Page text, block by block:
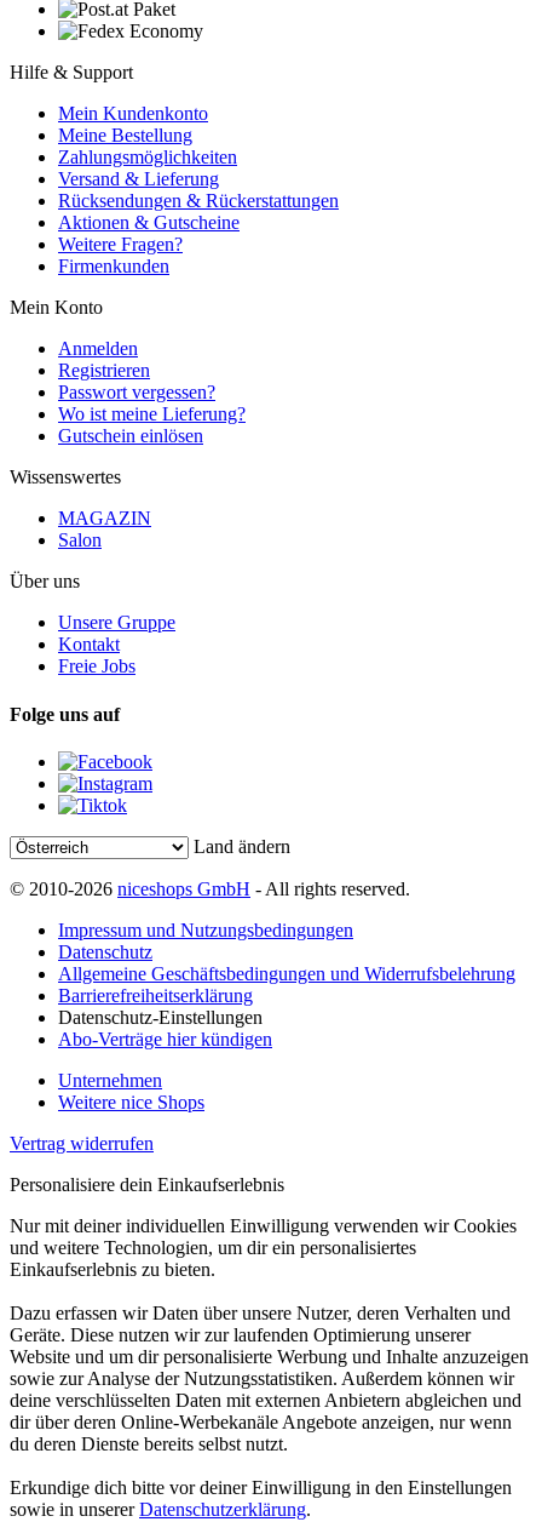
Hilfe & Support
Mein Kundenkonto
Meine Bestellung
Zahlungsmöglichkeiten
Versand & Lieferung
Rücksendungen & Rückerstattungen
Aktionen & Gutscheine
Weitere Fragen?
Firmenkunden
Mein Konto
Anmelden
Registrieren
Passwort vergessen?
Wo ist meine Lieferung?
Gutschein einlösen
Wissenswertes
MAGAZIN
Salon
Über uns
Unsere Gruppe
Kontakt
Freie Jobs
Folge uns auf
Land ändern
© 2010-2026 niceshops GmbH - All rights reserved.
Impressum und Nutzungsbedingungen
Datenschutz
Allgemeine Geschäftsbedingungen und Widerrufsbelehrung
Barrierefreiheitserklärung
Datenschutz-Einstellungen
Abo-Verträge hier kündigen
Unternehmen
Weitere nice Shops
Vertrag widerrufen
Personalisiere dein Einkaufserlebnis
Nur mit deiner individuellen Einwilligung verwenden wir Cookies
und weitere Technologien, um dir ein personalisiertes
Einkaufserlebnis zu bieten.
Dazu erfassen wir Daten über unsere Nutzer, deren Verhalten und
Geräte. Diese nutzen wir zur laufenden Optimierung unserer
Website und um dir personalisierte Werbung und Inhalte anzuzeigen
sowie zur Analyse der Nutzungsstatistiken. Außerdem können wir
deine verschlüsselten Daten mit externen Anbietern abgleichen und
dir über deren Online-Werbekanäle Angebote anzeigen, nur wenn
du deren Dienste bereits selbst nutzt.
Erkundige dich bitte vor deiner Einwilligung in den Einstellungen
sowie in unsererDatenschutzerklärung.